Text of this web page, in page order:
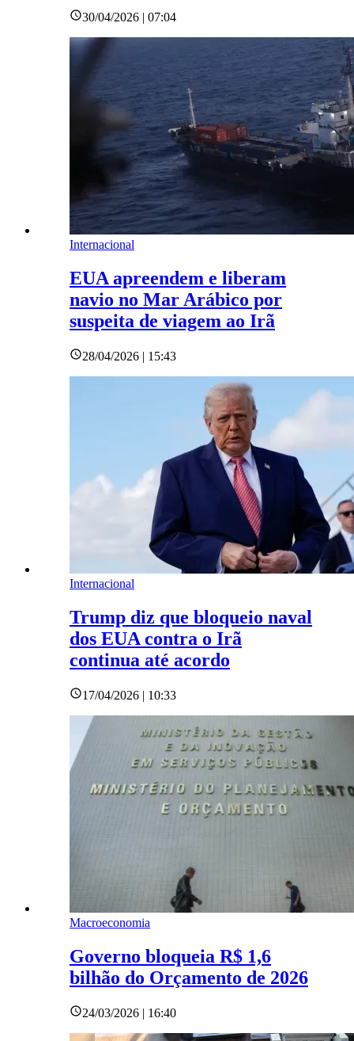
30/04/2026 | 07:04
Internacional
EUA apreendem e liberam
navio no Mar Arábico por
suspeita de viagem ao Irã
28/04/2026 | 15:43
Internacional
Trump diz que bloqueio naval
dos EUA contra o Irã
continua até acordo
17/04/2026 | 10:33
Macroeconomia
Governo bloqueia R$ 1,6
bilhão do Orçamento de 2026
24/03/2026 | 16:40